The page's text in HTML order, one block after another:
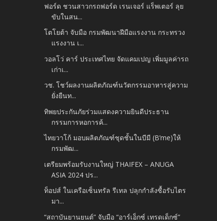
ฟอร์ด ชวนสาวกรถฟอร์ด เรนเจอร์ แร็พเตอร์ ลุย
ขับในสน...
โตโยต้า จับมือ กรมพัฒนาฝีมือแรงงาน กระทรวง
แรงงาน เ...
วอลโว่ คาร์ ประเทศไทย จัดแคมเปญ เพิ่มมูลค่ารถ
เก่าเ...
วช. โชว์ผลงานผลิตภัณฑ์นวัตกรรมอาหารสู่ความ
ยั่งยืนท...
ทิพยประกันภัยร่วมแสดงความยินดีประธาน
กรรมการหอการค้...
ไทยวาโก้ มอบผลิตภัณฑ์ชุดชั้นในบีมี (B’me)ให้
กรมพัฒ...
เตรียมพร้อมรับงานใหญ่ THAIFEX – ANUGA
ASIA 2024 ปร...
ท็อปส์ ในเครือเซ็นทรัล รีเทล ปลุกกำลังซื้อรับไตร
มา...
“สถาบันยานยนต์” จับมือ “อาร์เอ็กซ์ เทรดเด็กซ์”